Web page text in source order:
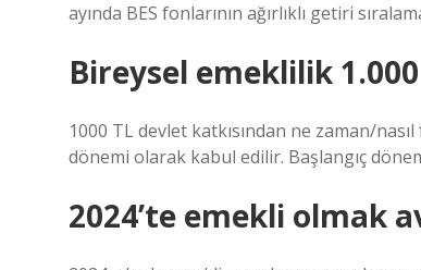
ayında BES fonlarının ağırlıklı getiri
Bireysel emeklilik 1.000
1000 TL devlet katkısından ne zaman/
dönemi olarak kabul edilir. Başlangıç
2024’te emekli olmak